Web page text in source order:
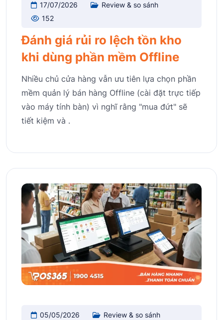
17/07/2026
Review & so sánh
152
Đánh giá rủi ro lệch tồn kho
khi dùng phần mềm Offline
Nhiều chủ cửa hàng vẫn ưu tiên lựa chọn phần
mềm quản lý bán hàng Offline (cài đặt trực tiếp
vào máy tính bàn) vì nghĩ rằng "mua đứt" sẽ
tiết kiệm và .
05/05/2026
Review & so sánh